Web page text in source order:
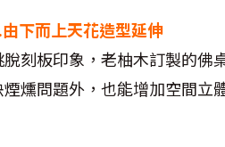
由下而上天花造型延伸
脫刻板印象，老柚木訂製的佛
煙燻問題外，也能增加空間立